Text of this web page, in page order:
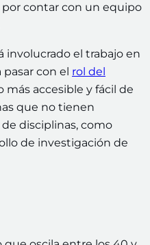
contar con un equipo
involucrado el trabajo en
con el rol del
más accesible y fácil de
que no tienen
disciplinas, como
de investigación de